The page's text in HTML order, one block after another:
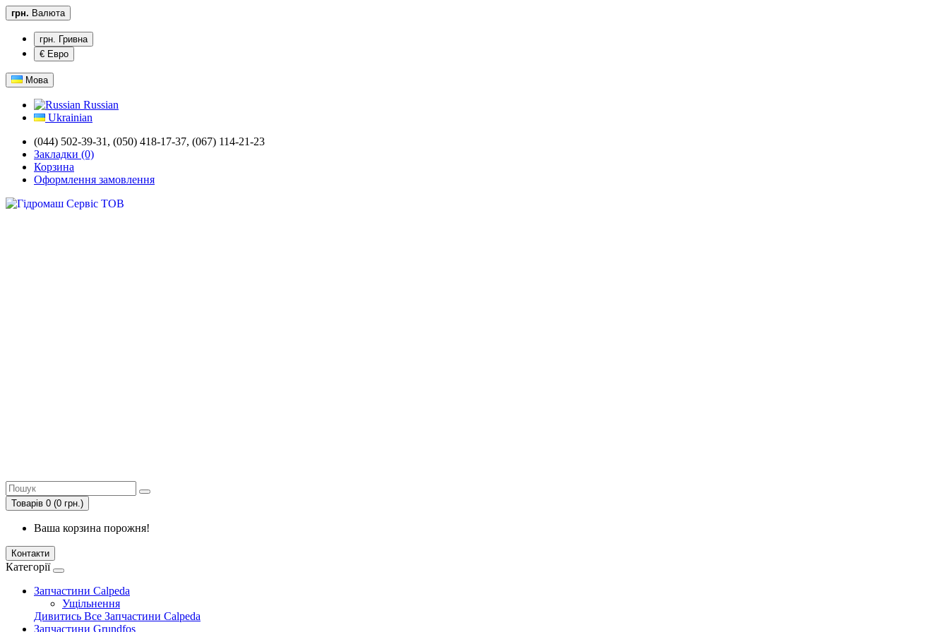
грн. Валюта
грн. Гривна
€ Евро
Мова
Russian
Ukrainian
(044) 502-39-31, (050) 418-17-37, (067) 114-21-23
Закладки (0)
Корзина
Оформлення замовлення
Товарів 0 (0 грн.)
Ваша корзина порожня!
Контакти
Категорії
Запчастини Calpeda
Ущільнення
Дивитись Все Запчастини Calpeda
Запчастини Grundfos